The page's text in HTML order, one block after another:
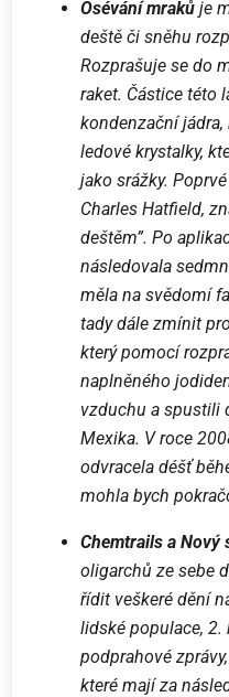
Osévání mraků je
deště či sněhu
Rozprašuje se do
raket. Částice této
kondenzační
ledové krystalky,
jako srážky.
Charles Hatfield,
deštěm”. Po
následovala
měla na svědomí
tady dále zmínit
který pomocí
naplněného
vzduchu a spustili
Mexika. V roce
odvracela déšť
mohla bych
Chemtrails a Nový
oligarchů ze sebe
řídit veškeré dění
lidské populace,
podprahové
které mají za